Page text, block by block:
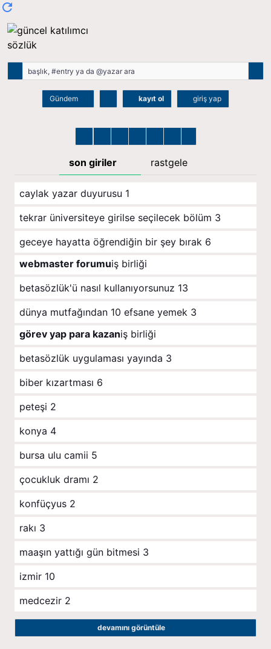
Gündem kayıt ol giriş yap
son giriler rastgele
caylak yazar duyurusu 1
tekrar üniversiteye girilse seçilecek bölüm 3
geceye hayatta öğrendiğin bir şey bırak 6
webmaster forumuiş birliği
betasözlük'ü nasıl kullanıyorsunuz 13
dünya mutfağından 10 efsane yemek 3
görev yap para kazaniş birliği
betasözlük uygulaması yayında 3
biber kızartması 6
peteşi 2
konya 4
bursa ulu camii 5
çocukluk dramı 2
konfüçyus 2
rakı 3
maaşın yattığı gün bitmesi 3
izmir 10
medcezir 2
devamını görüntüle